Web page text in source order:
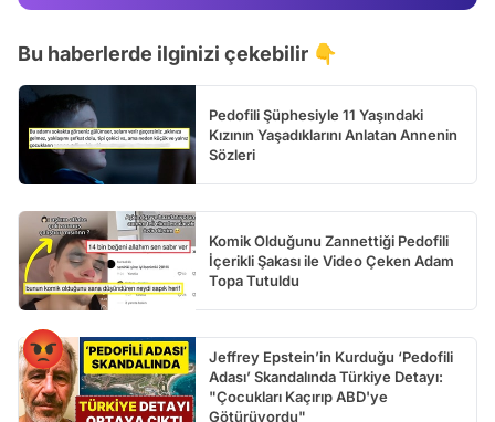
Bu haberlerde ilginizi çekebilir 👇
Pedofili Şüphesiyle 11 Yaşındaki
Kızının Yaşadıklarını Anlatan Annenin
Sözleri
Komik Olduğunu Zannettiği Pedofili
İçerikli Şakası ile Video Çeken Adam
Topa Tutuldu
Jeffrey Epstein’in Kurduğu ‘Pedofili
Adası’ Skandalında Türkiye Detayı:
"Çocukları Kaçırıp ABD'ye
Götürüyordu"